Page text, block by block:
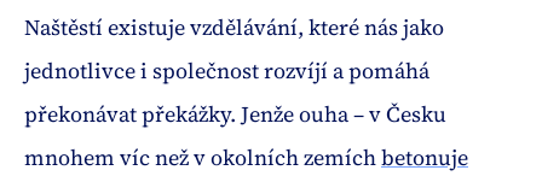
Naštěstí existuje vzdělávání, které nás jako
jednotlivce i společnost rozvíjí a pomáhá
překonávat překážky. Jenže ouha – v Česku
mnohem víc než v okolních zemíchbetonuje